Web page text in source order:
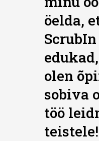
öelda,
olen
sobiva
töö